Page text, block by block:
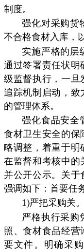
制度。
强化对采购货
不合格食材入库，
实施严格的层
通过签署责任状明
级监督执行，一旦
追踪机制启动，致
的管理体系。
强化食品安全
食材卫生安全的保
略调整，着重于明
在监督和考核中的
并公开公示。关于
强调如下：首要任
1)严把采购关。
严格执行采购
照、食材食品经营
要文件。明确采